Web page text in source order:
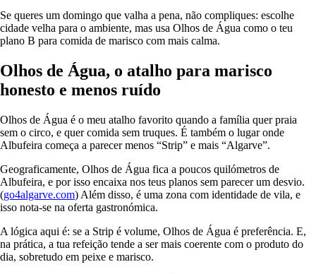
Se queres um domingo que valha a pena, não compliques: escolhe
cidade velha para o ambiente, mas usa Olhos de Água como o teu
plano B para comida de marisco com mais calma.
Olhos de Água, o atalho para marisco
honesto e menos ruído
Olhos de Água é o meu atalho favorito quando a família quer praia
sem o circo, e quer comida sem truques. É também o lugar onde
Albufeira começa a parecer menos “Strip” e mais “Algarve”.
Geograficamente, Olhos de Água fica a poucos quilómetros de
Albufeira, e por isso encaixa nos teus planos sem parecer um desvio.
(go4algarve.com) Além disso, é uma zona com identidade de vila, e
isso nota-se na oferta gastronómica.
A lógica aqui é: se a Strip é volume, Olhos de Água é preferência. E,
na prática, a tua refeição tende a ser mais coerente com o produto do
dia, sobretudo em peixe e marisco.